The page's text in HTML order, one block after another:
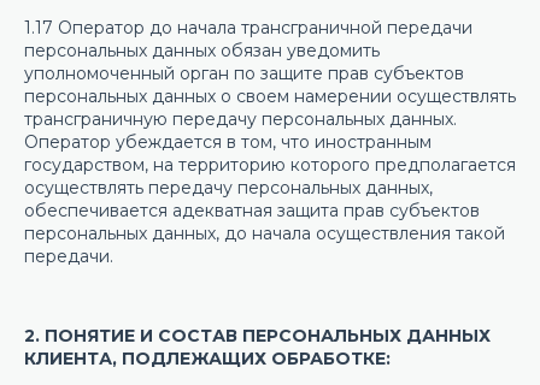
1.17 Оператор до начала трансграничной передачи
персональных данных обязан уведомить
уполномоченный орган по защите прав субъектов
персональных данных о своем намерении осуществлять
трансграничную передачу персональных данных.
Оператор убеждается в том, что иностранным
государством, на территорию которого предполагается
осуществлять передачу персональных данных,
обеспечивается адекватная защита прав субъектов
персональных данных, до начала осуществления такой
передачи.
2. ПОНЯТИЕ И СОСТАВ ПЕРСОНАЛЬНЫХ ДАННЫХ
КЛИЕНТА, ПОДЛЕЖАЩИХ ОБРАБОТКЕ: